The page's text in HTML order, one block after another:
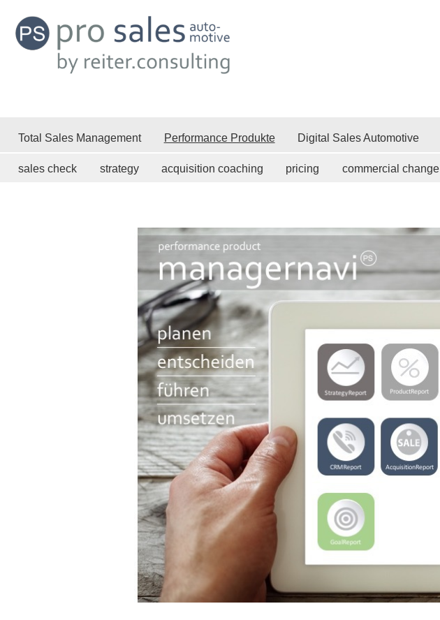
Total Sales Management Performance Produkte Digital Sales Automotive
sales check strategy acquisition coaching pricing commercial change